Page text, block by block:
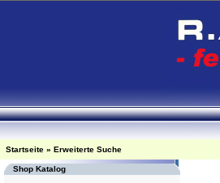
Startseite » Erweiterte Suche
Shop Katalog